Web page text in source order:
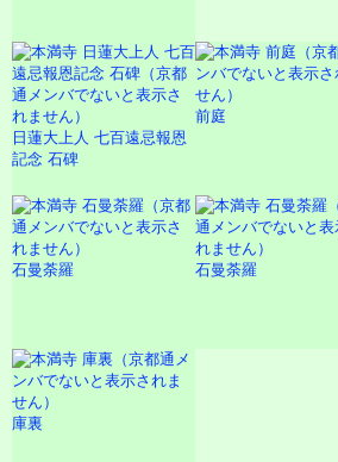
日蓮大上人 七百遠忌報恩
記念 石碑
前庭
石曼荼羅 石曼荼羅
庫裏